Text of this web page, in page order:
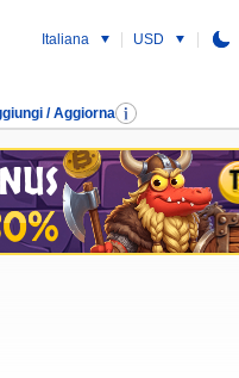
Italiana USD
/ Aggiorna